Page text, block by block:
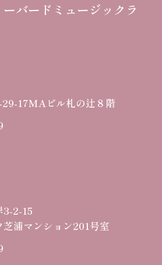
バードミュージックラ
29-17MAビル札の辻８階
3-2-15
浦マンション201号室